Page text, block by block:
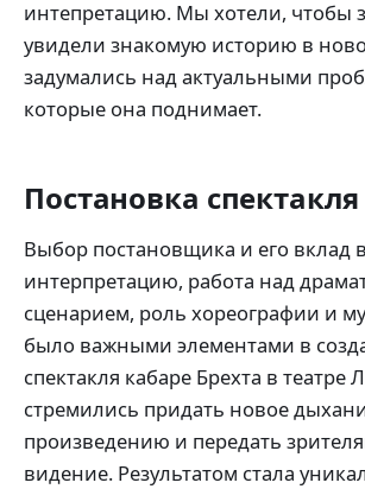
интепретацию. Мы хотели, чтобы
увидели знакомую историю в
задумались над актуальными
которые она поднимает.
Постановка спектакля
Выбор постановщика и его вклад
интерпретацию, работа над
сценарием, роль хореографии и
было важными элементами в
спектакля кабаре Брехта в театре
стремились придать новое
произведению и передать
видение. Результатом стала